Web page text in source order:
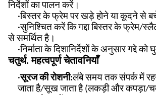
निर्देशों का पालन करें।
·बिस्तर के फ्रेम पर खड़े होने या कूदने से
·सुनिश्चित करें कि गद्दा बिस्तर के फ्रेम/
से समर्थित है।
·निर्माता के दिशानिर्देशों के अनुसार गद्दे को
चतुर्थ. महत्वपूर्ण चेतावनियाँ
·सूरज की रोशनी:लंबे समय तक संपर्क में
जाता है/सूख जाता है (लकड़ी और कपड़ा/